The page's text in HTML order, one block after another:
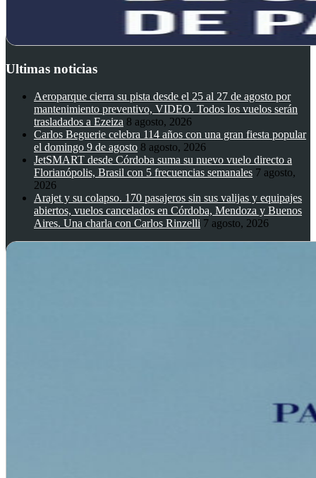
Ultimas noticias
Aeroparque cierra su pista desde el 25 al 27 de agosto por
mantenimiento preventivo, VIDEO. Todos los vuelos serán
trasladados a Ezeiza 8 agosto, 2026
Carlos Beguerie celebra 114 años con una gran fiesta popular
el domingo 9 de agosto 8 agosto, 2026
JetSMART desde Córdoba suma su nuevo vuelo directo a
Florianópolis, Brasil con 5 frecuencias semanales 7 agosto,
2026
Arajet y su colapso. 170 pasajeros sin sus valijas y equipajes
abiertos, vuelos cancelados en Córdoba, Mendoza y Buenos
Aires. Una charla con Carlos Rinzelli 7 agosto, 2026